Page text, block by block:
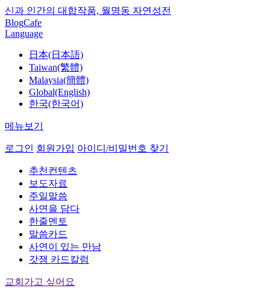
신과 인간의 대합작품, 월명동 자연성전
BlogCafe
Language
日本(日本語)
Taiwan(繁體)
Malaysia(簡體)
Global(English)
한국(한국어)
메뉴보기
로그인 회원가입 아이디/비밀번호 찾기
추천컨텐츠
보도자료
주일말씀
사연을 담다
한줄멘토
말씀카드
사연이 있는 만남
갓잼 카드칼럼
교회가고 싶어요